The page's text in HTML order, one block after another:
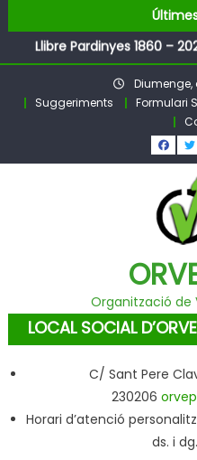
to
content
Pubilles i Hereus 2026
Llibre Pardinyes 1860 –
Pubilles i Hereus – Festa
BALL DE FESTA MAJOR
Diumenge,
Suggeriments
Formulari
Organització de
LOCAL SOCIAL
C/ Sant Pere
230206
Horari d’atenció
ds. i